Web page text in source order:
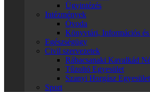
Ügyintézés
Intézmények
Óvoda
Könyvtári, Információs
Egészségügy
Civil szervezetek
Rábacsanaki Kavalkád
Tűzoltó Egyesület
Szanyi Horgász Egyesület
Sport